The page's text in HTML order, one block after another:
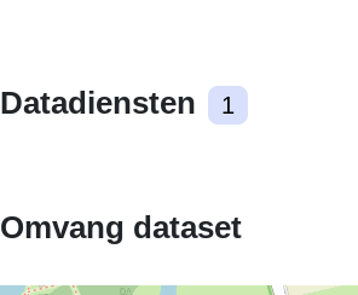
Datadiensten 1
Omvang dataset